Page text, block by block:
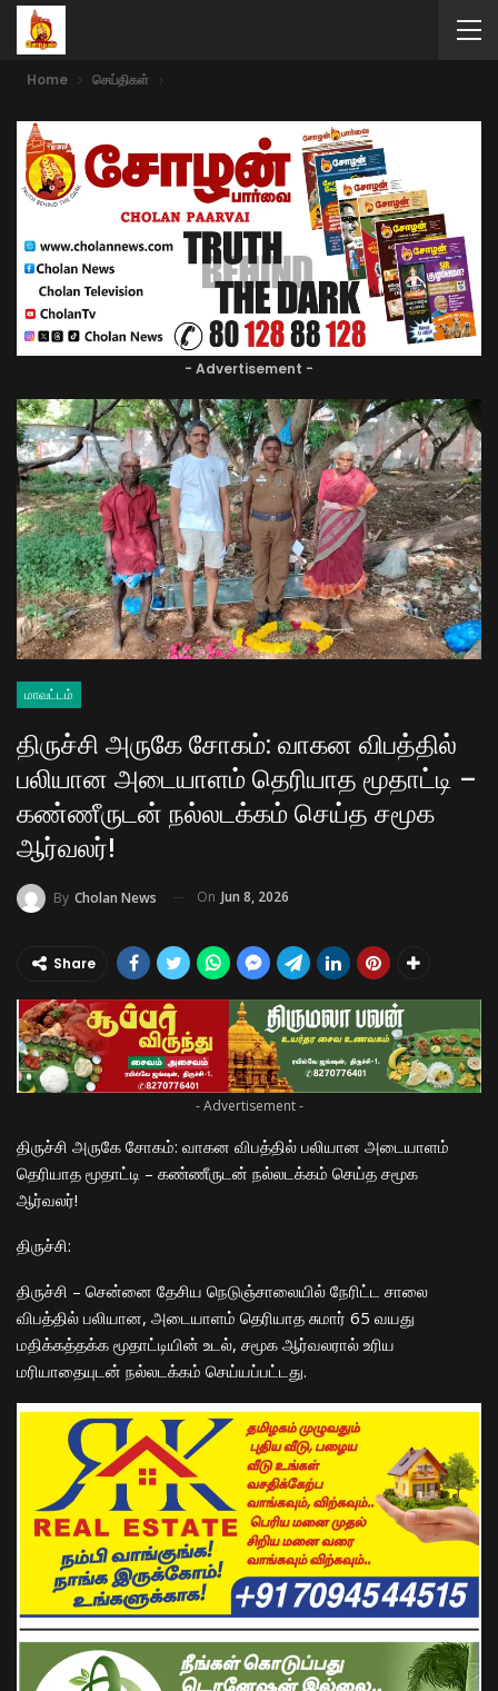
Home செய்திகள்
- Advertisement -
மாவட்டம்
திருச்சி அருகே சோகம்: வாகன விபத்தில்
பலியான அடையாளம் தெரியாத மூதாட்டி –
கண்ணீருடன் நல்லடக்கம் செய்த சமூக
ஆர்வலர்!
By Cholan News On Jun 8, 2026
Share
- Advertisement -
திருச்சி அருகே சோகம்: வாகன விபத்தில் பலியான அடையாளம்
தெரியாத மூதாட்டி – கண்ணீருடன் நல்லடக்கம் செய்த சமூக
ஆர்வலர்!
​திருச்சி:
திருச்சி – சென்னை தேசிய நெடுஞ்சாலையில் நேரிட்ட சாலை
விபத்தில் பலியான, அடையாளம் தெரியாத சுமார் 65 வயது
மதிக்கத்தக்க மூதாட்டியின் உடல், சமூக ஆர்வலரால் உரிய
மரியாதையுடன் நல்லடக்கம் செய்யப்பட்டது.